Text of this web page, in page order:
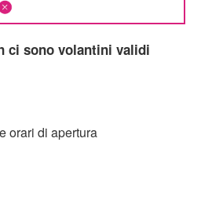
ci sono volantini validi
orari di apertura